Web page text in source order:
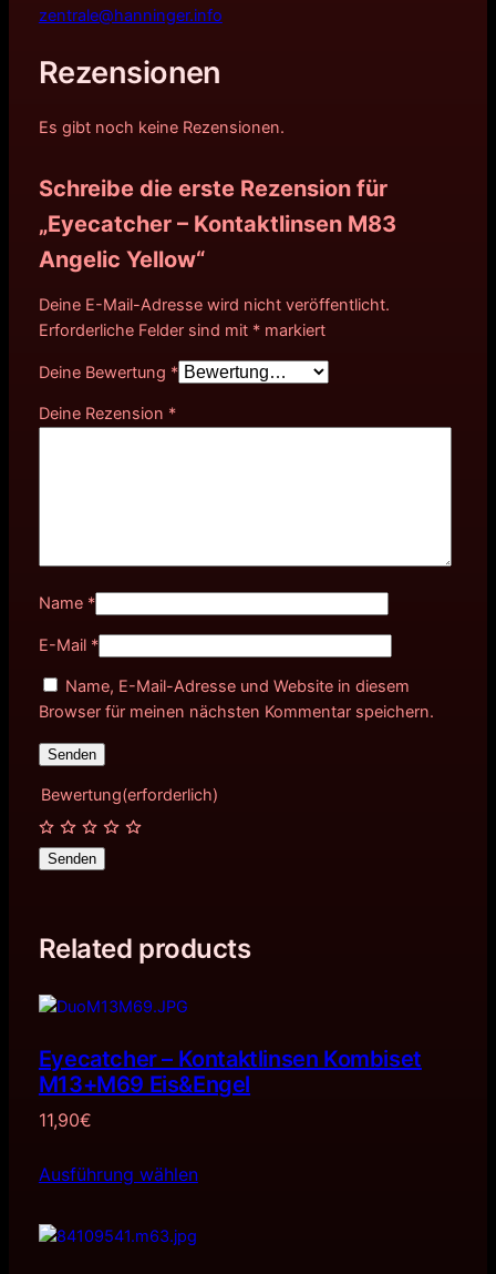
zentrale@hanninger.info
Rezensionen
Es gibt noch keine Rezensionen.
Schreibe die erste Rezension für
„Eyecatcher – Kontaktlinsen M83
Angelic Yellow“
Deine E-Mail-Adresse wird nicht veröffentlicht.
Erforderliche Felder sind mit *markiert
Deine Bewertung *
Deine Rezension *
Name *
E-Mail *
Name, E-Mail-Adresse und Website in diesem
Browser für meinen nächsten Kommentar speichern.
Bewertung(erforderlich)
Senden
Related products
Eyecatcher – Kontaktlinsen Kombiset
M13+M69 Eis&Engel
11,90€
Ausführung wählen